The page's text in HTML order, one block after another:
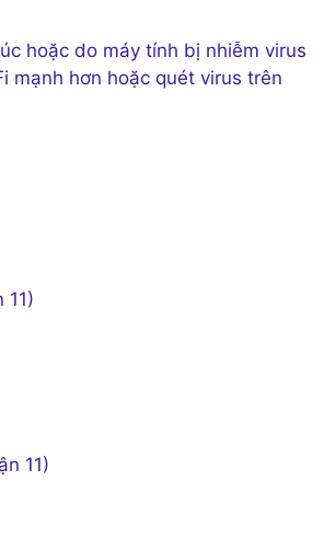
hoặc do máy tính bị nhiễm virus
mạnh hơn hoặc quét virus trên
11)
11)